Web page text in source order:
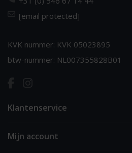
[email protected]
KVK nummer: KVK 05023895
btw-nummer: NL007355828B01
Klantenservice
Mijn account